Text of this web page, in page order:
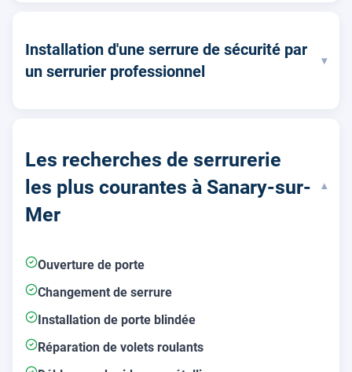
Installation d'une serrure de sécurité par
un serrurier professionnel
▾
Les recherches de serrurerie
les plus courantes à Sanary-sur-
Mer
▾
Ouverture de porte
Changement de serrure
Installation de porte blindée
Réparation de volets roulants